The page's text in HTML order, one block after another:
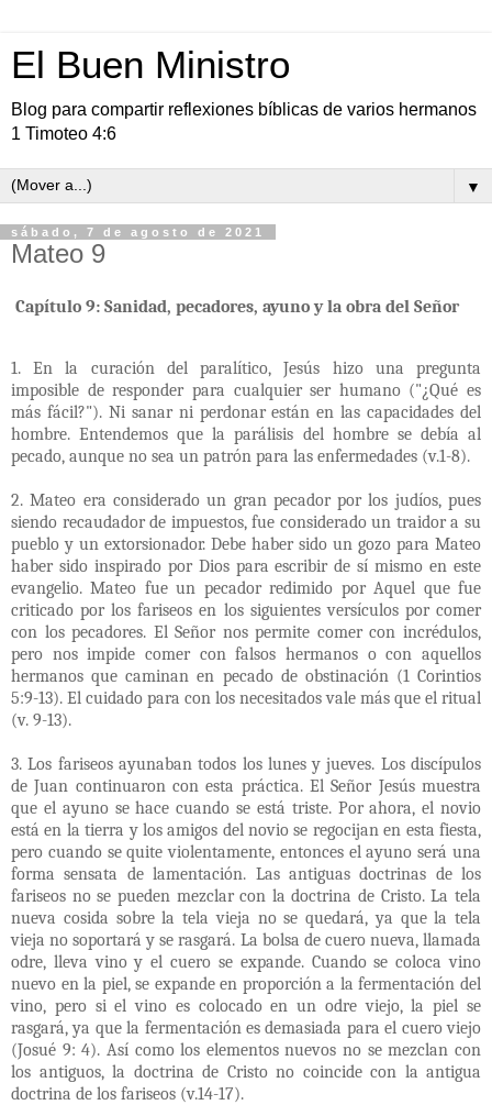
El Buen Ministro
Blog para compartir reflexiones bíblicas de varios hermanos
1 Timoteo 4:6
▼
sábado, 7 de agosto de 2021
Mateo 9
Capítulo 9: Sanidad, pecadores, ayuno y la obra del Señor
1. En la curación del paralítico, Jesús hizo una pregunta
imposible de responder para cualquier ser humano ("¿Qué es
más fácil?"). Ni sanar ni perdonar están en las capacidades del
hombre. Entendemos que la parálisis del hombre se debía al
pecado, aunque no sea un patrón para las enfermedades (v.1-8).
2. Mateo era considerado un gran pecador por los judíos, pues
siendo recaudador de impuestos, fue considerado un traidor a su
pueblo y un extorsionador. Debe haber sido un gozo para Mateo
haber sido inspirado por Dios para escribir de sí mismo en este
evangelio. Mateo fue un pecador redimido por Aquel que fue
criticado por los fariseos en los siguientes versículos por comer
con los pecadores. El Señor nos permite comer con incrédulos,
pero nos impide comer con falsos hermanos o con aquellos
hermanos que caminan en pecado de obstinación (1 Corintios
5:9-13). El cuidado para con los necesitados vale más que el ritual
(v. 9-13).
3. Los fariseos ayunaban todos los lunes y jueves. Los discípulos
de Juan continuaron con esta práctica. El Señor Jesús muestra
que el ayuno se hace cuando se está triste. Por ahora, el novio
está en la tierra y los amigos del novio se regocijan en esta fiesta,
pero cuando se quite violentamente, entonces el ayuno será una
forma sensata de lamentación. Las antiguas doctrinas de los
fariseos no se pueden mezclar con la doctrina de Cristo. La tela
nueva cosida sobre la tela vieja no se quedará, ya que la tela
vieja no soportará y se rasgará. La bolsa de cuero nueva, llamada
odre, lleva vino y el cuero se expande. Cuando se coloca vino
nuevo en la piel, se expande en proporción a la fermentación del
vino, pero si el vino es colocado en un odre viejo, la piel se
rasgará, ya que la fermentación es demasiada para el cuero viejo
(Josué 9: 4). Así como los elementos nuevos no se mezclan con
los antiguos, la doctrina de Cristo no coincide con la antigua
doctrina de los fariseos (v.14-17).